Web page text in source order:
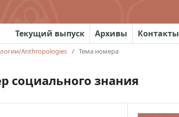
Текущий выпуск Архивы Контакты
Anthropologies / Тема номера
социального знания